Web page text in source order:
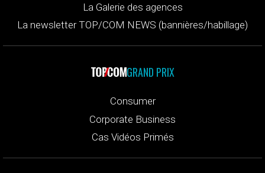
La Galerie des agences
La newsletter TOP/COM NEWS (bannières/habillage)
GRAND PRIX
Consumer
Corporate Business
Cas Vidéos Primés